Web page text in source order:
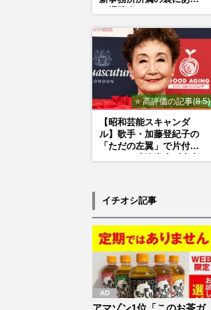
⭐ 高評価の記事(8.5)
【昭和芸能スキャンダ
ル】歌手・加藤登紀子の
「ただの左翼」で片付け
イチオシ記事